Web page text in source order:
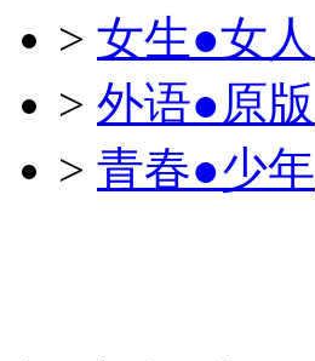
> 女生●女人
> 外语●原版
> 青春●少年